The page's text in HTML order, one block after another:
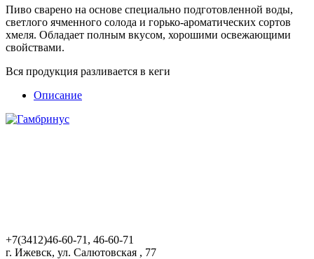
Пиво сварено на основе специально подготовленной воды,
светлого ячменного солода и горько-ароматических сортов
хмеля. Обладает полным вкусом, хорошими освежающими
свойствами.
Вся продукция разливается в кеги
Описание
+7(3412)46-60-71, 46-60-71
г. Ижевск, ул. Салютовская , 77